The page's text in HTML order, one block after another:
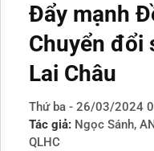
Đẩy mạnh
Chuyển đổi
Lai Châu
Thứ ba - 26/03/2024
Tác giả: Ngọc Sánh,
QLHC